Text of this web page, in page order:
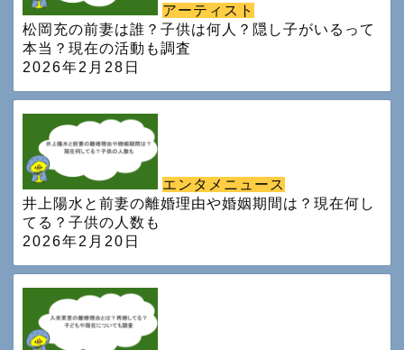
アーティスト
松岡充の前妻は誰？子供は何人？隠し子がいるって
本当？現在の活動も調査
2026年2月28日
エンタメニュース
井上陽水と前妻の離婚理由や婚姻期間は？現在何し
てる？子供の人数も
2026年2月20日